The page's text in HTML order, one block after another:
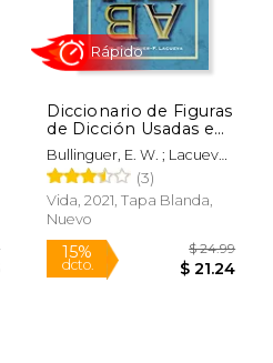
Diccionario de Figuras
de Dicción Usadas en
la Biblia (Ed. Rústica)
Bullinguer, E. W. ; Lacueva,
Francisco
(3)
Vida, 2021, Tapa Blanda,
Nuevo
Rápido